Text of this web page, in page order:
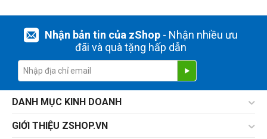
Nhận bản tin của zShop- Nhận nhiều ưu
đãi và quà tặng hấp dẫn
DANH MỤC KINH DOANH
GIỚI THIỆU ZSHOP.VN